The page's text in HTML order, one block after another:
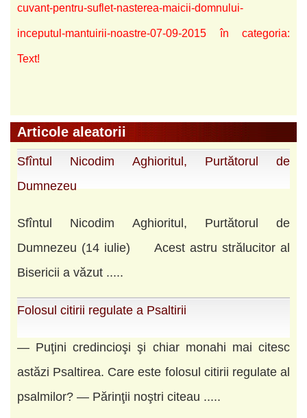
cuvant-pentru-suflet-nasterea-maicii-domnului-
inceputul-mantuirii-noastre-07-09-2015 în categoria:
Text!
Articole aleatorii
Sfîntul Nicodim Aghioritul, Purtătorul de
Dumnezeu
Sfîntul Nicodim Aghioritul, Purtătorul de
Dumnezeu (14 iulie) Acest astru strălucitor al
Bisericii a văzut .....
Folosul citirii regulate a Psaltirii
— Puţini credincioşi şi chiar monahi mai citesc
astăzi Psaltirea. Care este folosul citirii regulate al
psalmilor? — Părinţii noştri citeau .....